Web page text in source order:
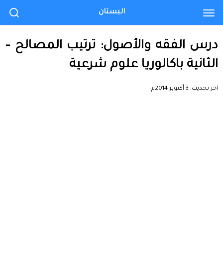
درس الفقه والأصول: ترتيب المصالح –
الثانية باكالوريا علوم شرعية
آخر تحديث: 3 أكتوبر 2014م
البستان